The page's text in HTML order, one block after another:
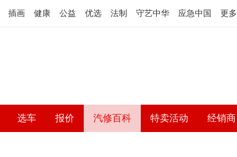
插画 健康 公益 优选 法制 守艺中华 应急中国 更多
选车 报价 汽修百科 特卖活动 经销商